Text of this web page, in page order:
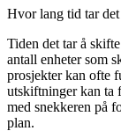
Hvor lang tid tar
Tiden det tar å
antall enheter som
prosjekter kan ofte
utskiftninger kan ta
med snekkeren på
plan.